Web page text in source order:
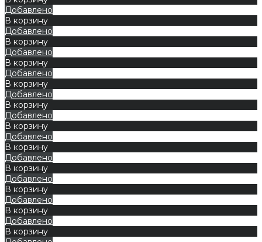
Добавлено
В корзину
Добавлено
В корзину
Добавлено
В корзину
Добавлено
В корзину
Добавлено
В корзину
Добавлено
В корзину
Добавлено
В корзину
Добавлено
В корзину
Добавлено
В корзину
Добавлено
В корзину
Добавлено
В корзину